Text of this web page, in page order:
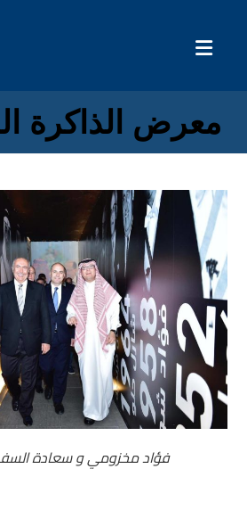
معرض الذاكرة
فؤاد مخزومي و سعادة